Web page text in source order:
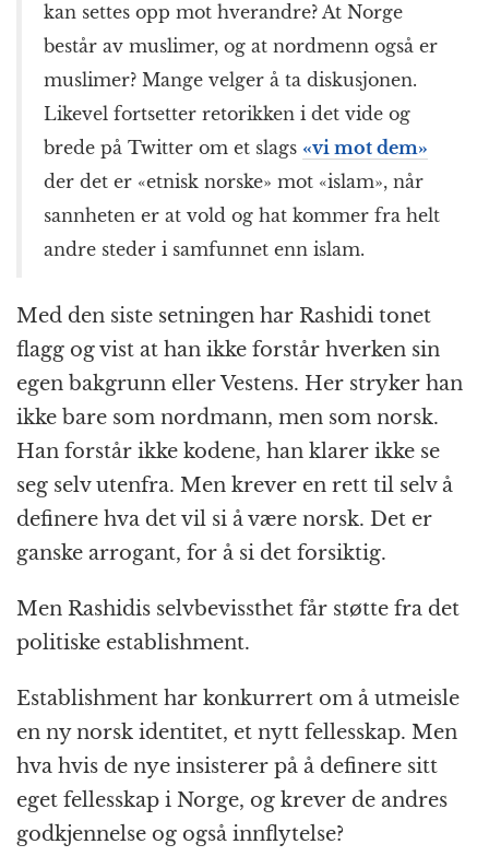
kan settes opp mot hverandre? At Norge
består av muslimer, og at nordmenn også er
muslimer? Mange velger å ta diskusjonen.
Likevel fortsetter retorikken i det vide og
brede på Twitter om et slags «vi mot dem»
der det er «etnisk norske» mot «islam», når
sannheten er at vold og hat kommer fra helt
andre steder i samfunnet enn islam.
Med den siste setningen har Rashidi tonet
flagg og vist at han ikke forstår hverken sin
egen bakgrunn eller Vestens. Her stryker han
ikke bare som nordmann, men som norsk.
Han forstår ikke kodene, han klarer ikke se
seg selv utenfra. Men krever en rett til selv å
definere hva det vil si å være norsk. Det er
ganske arrogant, for å si det forsiktig.
Men Rashidis selvbevissthet får støtte fra det
politiske establishment.
Establishment har konkurrert om å utmeisle
en ny norsk identitet, et nytt fellesskap. Men
hva hvis de nye insisterer på å definere sitt
eget fellesskap i Norge, og krever de andres
godkjennelse og også innflytelse?